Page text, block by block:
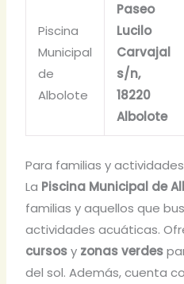
Piscina
Municipal
de
Albolote
Paseo
Lucilo
Carvajal
s/n,
18220
Albolote
Para familias y
La Piscina Municipal de
familias y aquellos que
actividades acuáticas.
cursosy zonas verdes
del sol. Además, cuenta